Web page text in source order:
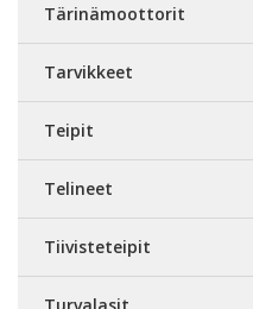
Tärinämoottorit
Tarvikkeet
Teipit
Telineet
Tiivisteteipit